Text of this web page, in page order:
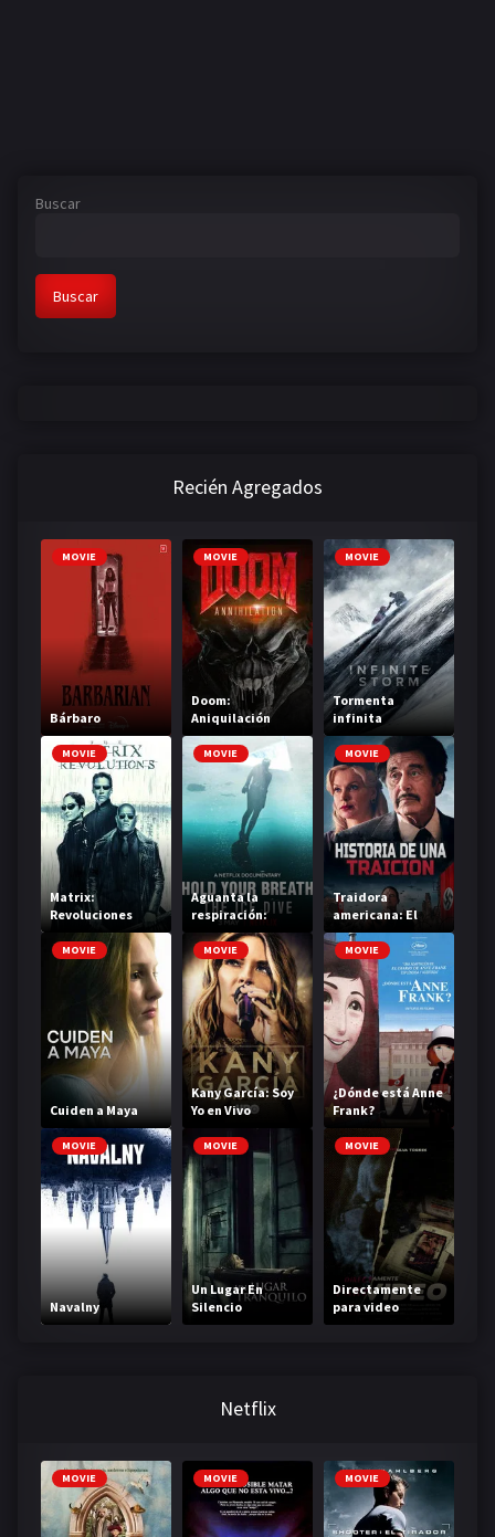
Buscar
Buscar
Recién Agregados
MOVIE
Bárbaro
MOVIE
Doom:
Aniquilación
MOVIE
Tormenta
infinita
MOVIE
Matrix:
Revoluciones
MOVIE
Aguanta la
respiración:
Inmersión bajo el
hielo
MOVIE
Traidora
americana: El
juicio a Axis Sally
MOVIE
Cuiden a Maya
MOVIE
Kany García: Soy
Yo en Vivo
MOVIE
¿Dónde está Anne
Frank?
MOVIE
Navalny
MOVIE
Un Lugar En
Silencio
MOVIE
Directamente
para video
Netflix
MOVIE MOVIE MOVIE